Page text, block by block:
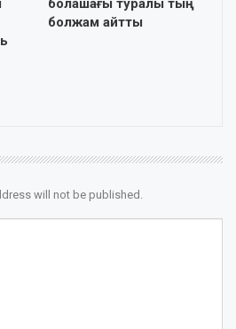
болашағы туралы тың
болжам айтты
will not be published.